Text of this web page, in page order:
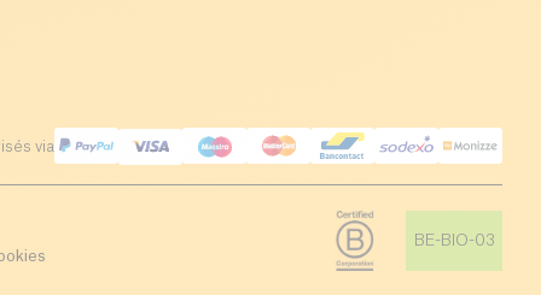
via
BE-BIO-03